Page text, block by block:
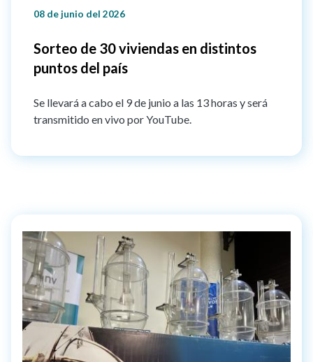
08 de junio del 2026
Sorteo de 30 viviendas en distintos
puntos del país
Se llevará a cabo el 9 de junio a las 13 horas y será
transmitido en vivo por YouTube.